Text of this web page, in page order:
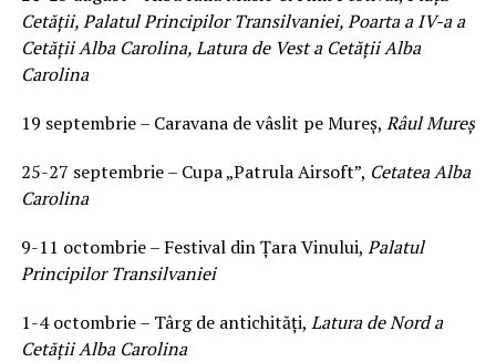
Cetății, Palatul Principilor Transilvaniei, Poarta a IV-a a
Cetății Alba Carolina, Latura de Vest a Cetății Alba
Carolina
19 septembrie – Caravana de vâslit pe Mureș, Râul Mureș
25-27 septembrie – Cupa „Patrula Airsoft”, Cetatea Alba
Carolina
9-11 octombrie – Festival din Țara Vinului, Palatul
Principilor Transilvaniei
1-4 octombrie – Târg de antichități, Latura de Nord a
Cetății Alba Carolina